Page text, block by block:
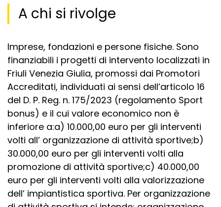
A chi si rivolge
Imprese, fondazioni e persone fisiche. Sono
finanziabili i progetti di intervento localizzati in
Friuli Venezia Giulia, promossi dai Promotori
Accreditati, individuati ai sensi dell’articolo 16
del D. P. Reg. n. 175/2023 (regolamento Sport
bonus) e il cui valore economico non è
inferiore a:a) 10.000,00 euro per gli interventi
volti all’ organizzazione di attività sportive;b)
30.000,00 euro per gli interventi volti alla
promozione di attività sportive;c) 40.000,00
euro per gli interventi volti alla valorizzazione
dell’ impiantistica sportiva. Per organizzazione